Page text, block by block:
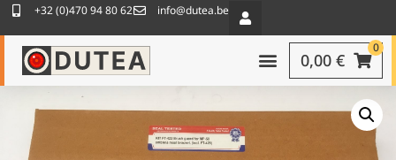
+32 (0)470 94 80 62 info@dutea.be
0
0,00 €